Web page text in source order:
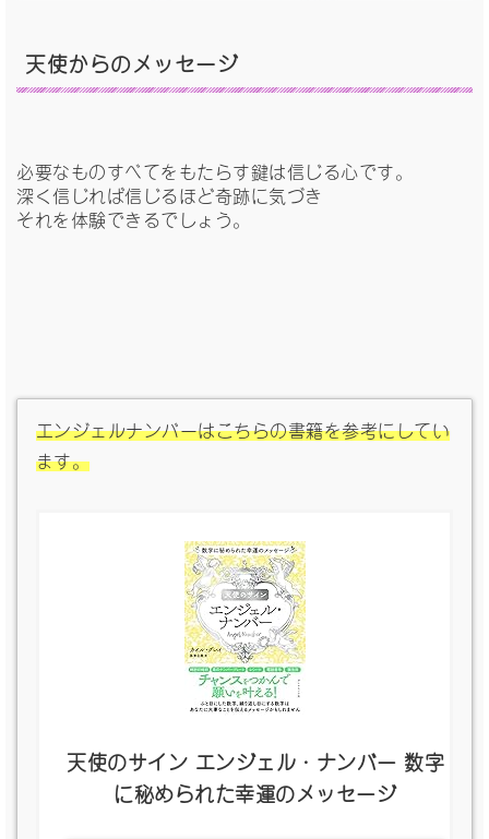
天使からの メッセージ
必要なものすべてをもたらす鍵は信じる心です。
深く信じれば信じるほど奇跡に気づき
それを体験できるでしょう。
エンジェルナンバーはこちらの書籍を参考にしてい
ます。
天使のサイン エンジェル・ナンバー 数字
に秘められた幸運のメッセージ